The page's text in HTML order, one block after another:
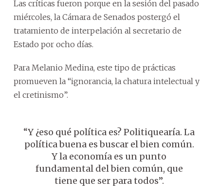
Las críticas fueron porque en la sesión del pasado
miércoles, la Cámara de Senados postergó el
tratamiento de interpelación al secretario de
Estado por ocho días.
Para Melanio Medina, este tipo de prácticas
promueven la “ignorancia, la chatura intelectual y
el cretinismo”.
“Y ¿eso qué política es? Politiquearía. La
política buena es buscar el bien común.
Y la economía es un punto
fundamental del bien común, que
tiene que ser para todos”.